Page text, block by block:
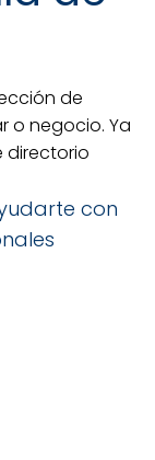
de
o negocio. Ya
directorio
con